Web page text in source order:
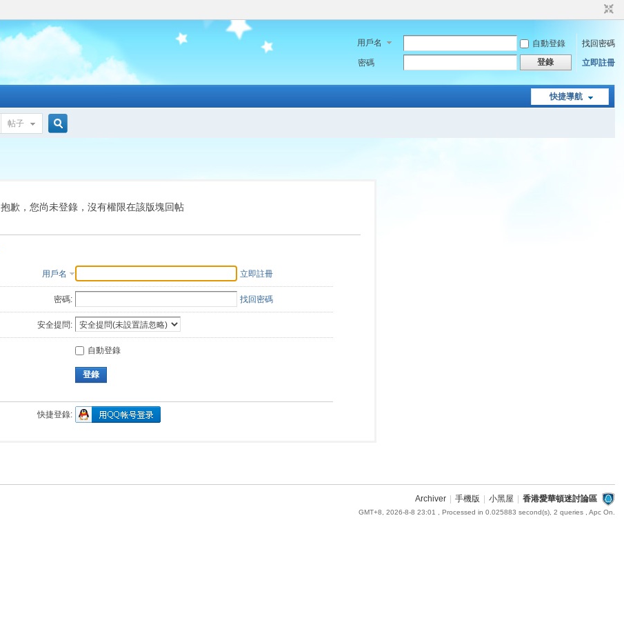
用戶名 自動登錄
找回密碼
密碼
登錄 立即註冊
快捷導航
帖子
索
抱歉，您尚未登錄，沒有權限在該版塊回帖
用戶名 立即註冊
密碼: 找回密碼
安全提問:
自動登錄
登錄
快捷登錄:
Archiver 手機版 小黑屋 香港愛華頓迷討論區
GMT+8, 2026-8-8 23:01 , Processed in 0.025883 second(s), 2 queries , Apc On.